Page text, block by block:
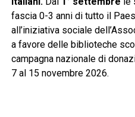
fascia 0-3 anni di tutto il
all’iniziativa sociale
a favore delle biblioteche
campagna nazionale di
7 al 15 novembre 2026.